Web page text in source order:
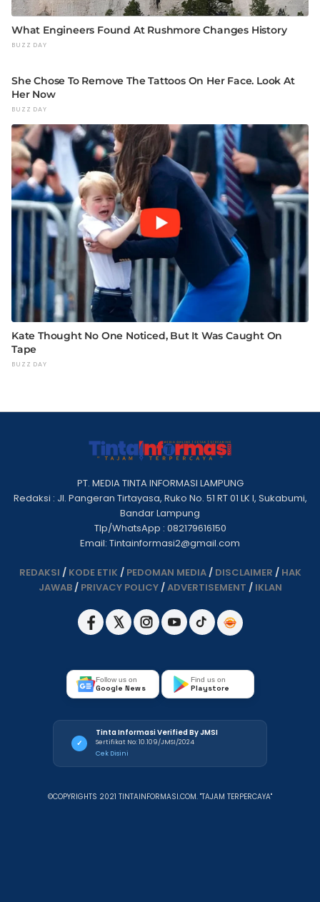
PT. MEDIA TINTA INFORMASI LAMPUNG
Redaksi : Jl. Pangeran Tirtayasa, Ruko No. 51 RT 01 LK I, Sukabumi,
Bandar Lampung
Tlp/WhatsApp : 082179616150
Email: Tintainformasi2@gmail.com
REDAKSI / KODE ETIK / PEDOMAN MEDIA/ DISCLAIMER / HAK
JAWAB/ PRIVACY POLICY/ADVERTISEMENT / IKLAN
Follow us on
Google News
Find us on
Playstore
✓
Tinta Informasi Verified By JMSI
Sertifikat No: 10.109/JMSI/2024
Cek Disini
©COPYRIGHTS 2021 TINTAINFORMASI.COM. "TAJAM TERPERCAYA"